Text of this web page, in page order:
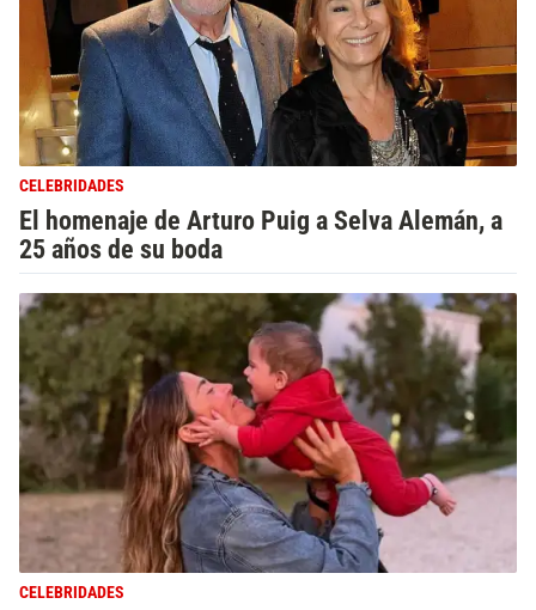
CELEBRIDADES
El homenaje de Arturo Puig a Selva Alemán, a
25 años de su boda
CELEBRIDADES